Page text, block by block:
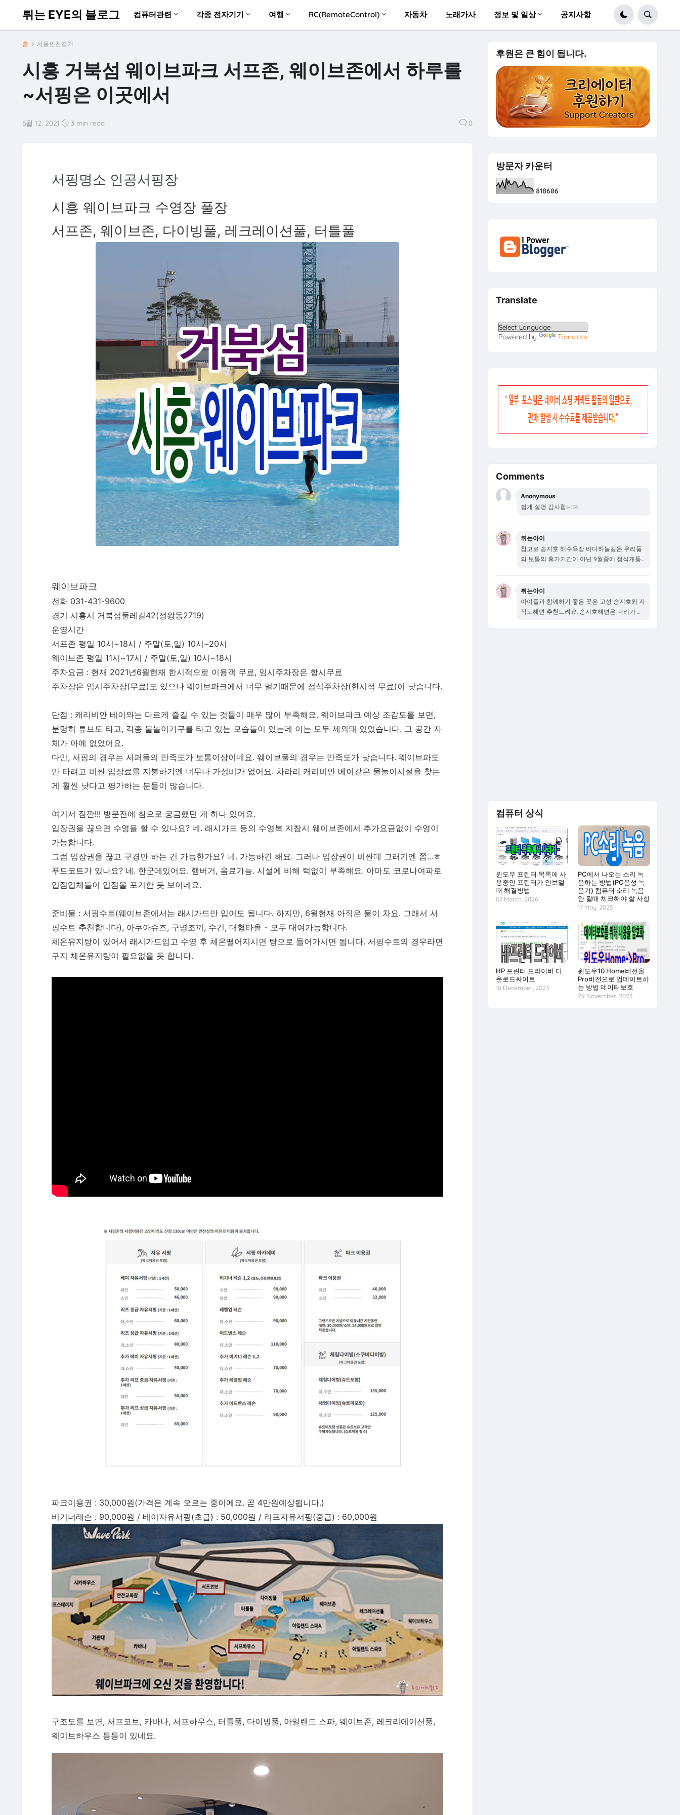
튀는 EYE의 블로그 컴퓨터관련 각종 전자기기 여행 RC(RemoteControl) 자동차 노래가사 정보 및 일상 공지사항
홈 서울인천경기
시흥 거북섬 웨이브파크 서프존, 웨이브존에서 하루를
~서핑은 이곳에서
6월 12, 2021 3 min read 0
서핑명소 인공서핑장
시흥 웨이브파크 수영장 풀장
서프존, 웨이브존, 다이빙풀, 레크레이션풀, 터틀풀
웨이브파크
전화 031-431-9600
경기 시흥시 거북섬둘레길42(정왕동2719)
운영시간
서프존 평일 10시~18시 / 주말(토,일) 10시~20시
웨이브존 평일 11시~17시 / 주말(토,일) 10시~18시
주차요금 : 현재 2021년6월현재 한시적으로 이용객 무료, 임시주차장은 항시무료
주차장은 임시주차장(무료)도 있으나 웨이브파크에서 너무 멀기때문에 정식주차장(한시적 무료)이 낫습니다.
단점 : 캐리비안 베이와는 다르게 즐길 수 있는 것들이 매우 많이 부족해요. 웨이브파크 예상 조감도를 보면,
분명히 튜브도 타고, 각종 물놀이기구를 타고 있는 모습들이 있는데 이는 모두 제외돼 있었습니다. 그 공간 자
체가 아예 없었어요.
다만, 서핑의 경우는 서퍼들의 만족도가 보통이상이네요. 웨이브풀의 경우는 만족도가 낮습니다. 웨이브파도
만 타려고 비싼 입장료를 지불하기엔 너무나 가성비가 없어요. 차라리 캐리비안 베이같은 물놀이시설을 찾는
게 훨씬 낫다고 평가하는 분들이 많습니다.
여기서 잠깐!!! 방문전에 참으로 궁금했던 게 하나 있어요.
입장권을 끊으면 수영을 할 수 있나요? 네. 래시가드 등의 수영복 지참시 웨이브존에서 추가요금없이 수영이
가능합니다.
그럼 입장권을 끊고 구경만 하는 건 가능한가요? 네. 가능하긴 해요. 그러나 입장권이 비싼데 그러기엔 쫌...ㅎ
푸드코트가 있나요? 네. 한군데있어요. 햄버거, 음료가능. 시설에 비해 턱없이 부족해요. 아마도 코로나여파로
입점업체들이 입점을 포기한 듯 보이네요.
준비물 : 서핑수트(웨이브존에서는 래시가드만 입어도 됩니다. 하지만, 6월현재 아직은 물이 차요. 그래서 서
핑수트 추천합니다), 아쿠아슈즈, 구명조끼, 수건, 대형타올 - 모두 대여가능합니다.
체온유지탕이 있어서 래시가드입고 수영 후 체온떨어지시면 탕으로 들어가시면 됩니다. 서핑수트의 경우라면
구지 체온유지탕이 필요없을 듯 합니다.
파크이용권 : 30,000원(가격은 계속 오르는 중이에요. 곧 4만원예상됩니다.)
비기너레슨 : 90,000원 / 베이자유서핑(초급) : 50,000원 / 리프자유서핑(중급) : 60,000원
구조도를 보면, 서프코브, 카바나, 서프하우스, 터틀풀, 다이빙풀, 아일랜드 스파, 웨이브존, 레크리에이션풀,
웨이브하우스 등등이 있네요.
후원은 큰 힘이 됩니다.
방문자 카운터
818686
Translate
Powered by Translate
Comments
Anonymous
쉽게 설명 감사합니다.
튀는아이
참고로 송지호 해수욕장 바다하늘길은 우리들
의 보통의 휴가기간이 아닌 9월중에 정식개통
튀는아이
아이들과 함께하기 좋은 곳은 고성 송지호와 자
작도해변 추천드려요. 송지호해변은 다리가 새
컴퓨터 상식
윈도우 프린터 목록에 사
용중인 프린터가 안보일
때 해결방법
07 March, 2026
PC에서 나오는 소리 녹
음하는 방법(PC음성 녹
음기) 컴퓨터 소리 녹음
안 될때 체크해야 할 사항
17 May, 2025
HP 프린터 드라이버 다
운로드싸이트
18 December, 2023
윈도우10 Home버전을
Pro버전으로 업데이트하
는 방법 데이터보호
29 November, 2023